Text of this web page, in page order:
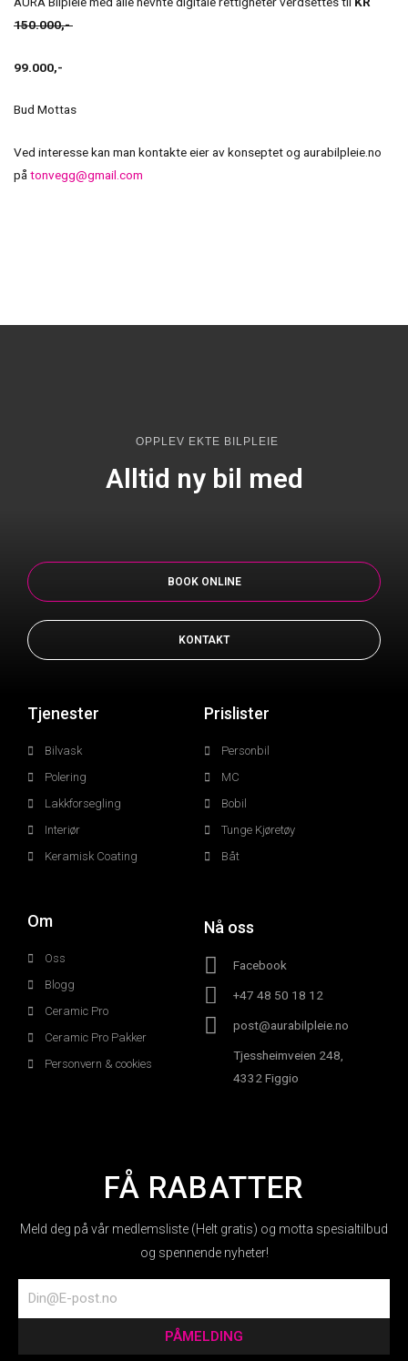
150.000,-
99.000,-
Bud Mottas
Ved interesse kan man kontakte eier av konseptet og aurabilpleie.no
påtonvegg@gmail.com
OPPLEV EKTE BILPLEIE
Alltid ny bil med
BOOK ONLINE
KONTAKT
Tjenester
Bilvask
Polering
Lakkforsegling
Interiør
Keramisk Coating
Prislister
Personbil
MC
Bobil
Tunge Kjøretøy
Båt
Om
Oss
Blogg
Ceramic Pro
Ceramic Pro Pakker
Personvern & cookies
Nå oss
Facebook
+47 48 50 18 12
post@aurabilpleie.no
Tjessheimveien 248,
4332 Figgio
FÅ RABATTER
Meld deg på vår medlemsliste (Helt gratis) og motta spesialtilbud
og spennende nyheter!
Email
PÅMELDING